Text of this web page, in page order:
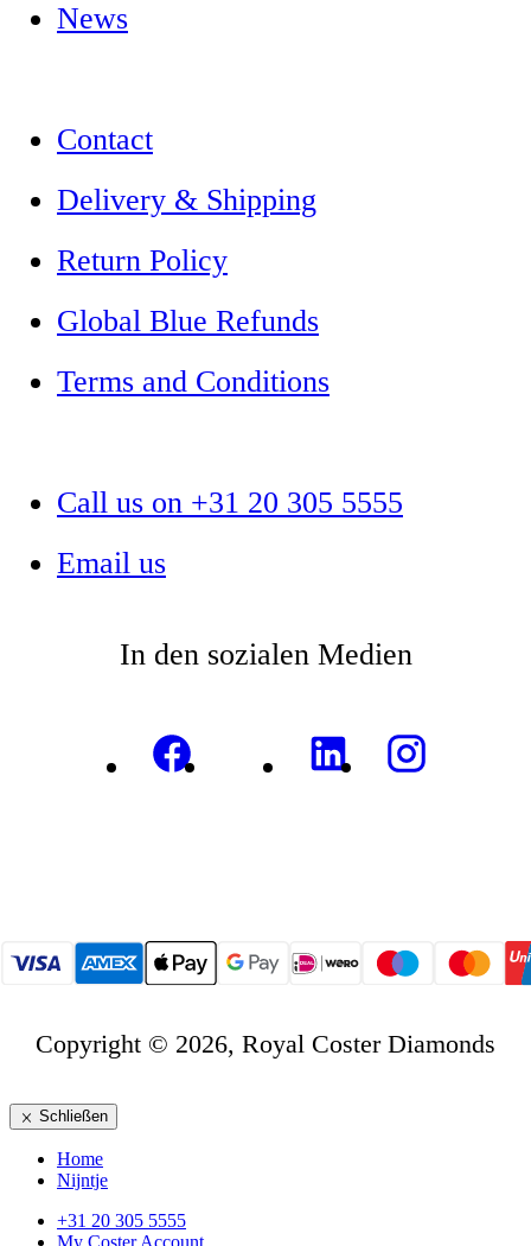
News
Contact
Delivery & Shipping
Return Policy
Global Blue Refunds
Terms and Conditions
Call us on +31 20 305 5555
Email us
In den sozialen Medien
Copyright © 2026, Royal Coster Diamonds
Schließen
Home
Nijntje
+31 20 305 5555
My Coster Account